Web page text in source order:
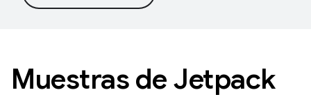
Muestras de Jetpack